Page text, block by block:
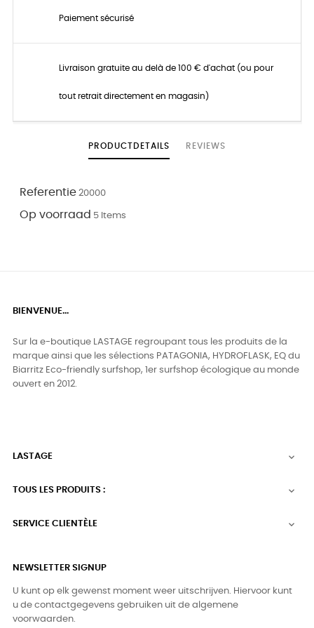
Paiement sécurisé
Livraison gratuite au delà de 100 € d'achat (ou pour
tout retrait directement en magasin)
PRODUCTDETAILS REVIEWS
Referentie 20000
Op voorraad 5 Items
BIENVENUE...
Sur la e-boutique LASTAGE regroupant tous les produits de la
marque ainsi que les sélections PATAGONIA, HYDROFLASK, EQ du
Biarritz Eco-friendly surfshop, 1er surfshop écologique au monde
ouvert en 2012.
LASTAGE 
TOUS LES PRODUITS : 
SERVICE CLIENTÈLE 
NEWSLETTER SIGNUP
U kunt op elk gewenst moment weer uitschrijven. Hiervoor kunt
u de contactgegevens gebruiken uit de algemene
voorwaarden.